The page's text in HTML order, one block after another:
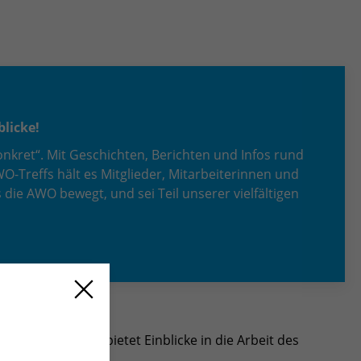
Mit Geschichten, Berichten und Infos rund
Treffs hält es Mitglieder, Mitarbeiterinnen und
AWO bewegt, und sei Teil unserer vielfältigen
und bietet Einblicke in die Arbeit des